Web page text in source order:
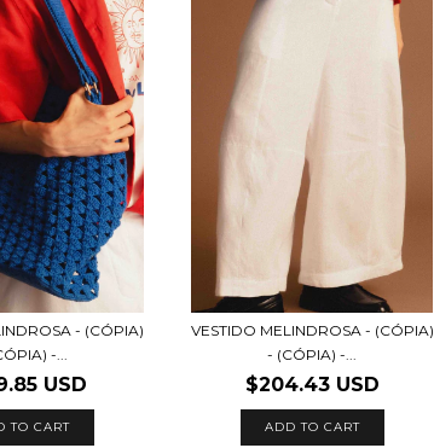
- (CÓPIA)
-...
USD
VESTIDO MELINDROSA - (CÓPIA)
- (CÓPIA) -...
$204.43 USD
ADD TO CART